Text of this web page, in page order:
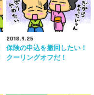
2018.9.25
保険の申込を撤回したい！
クーリングオフだ！